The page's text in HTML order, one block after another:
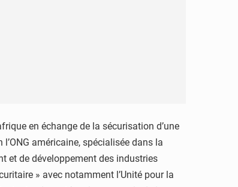
en échange de la sécurisation d’une
américaine, spécialisée dans la
et de développement des industries
» avec notamment l’Unité pour la